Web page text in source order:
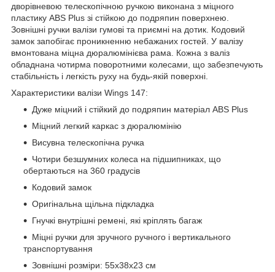
дворівневою телескопічною ручкою виконана з міцного
пластику ABS Plus зі стійкою до подряпин поверхнею.
Зовнішні ручки валізи гумові та приємні на дотик. Кодовий
замок запобігає проникненню небажаних гостей. У валізу
вмонтована міцна дюралюмінієва рама. Кожна з валіз
обладнана чотирма поворотними колесами, що забезпечують
стабільність і легкість руху на будь-якій поверхні.
Характеристики валізи Wings 147:
Дуже міцний і стійкий до подряпин матеріал ABS Plus
Міцний легкий каркас з дюралюмінію
Висувна телескопічна ручка
Чотири безшумних колеса на підшипниках, що
обертаються на 360 градусів
Кодовий замок
Оригінальна щільна підкладка
Гнучкі внутрішні ремені, які кріплять багаж
Міцні ручки для зручного ручного і вертикального
транспортування
Зовнішні розміри: 55x38x23 см